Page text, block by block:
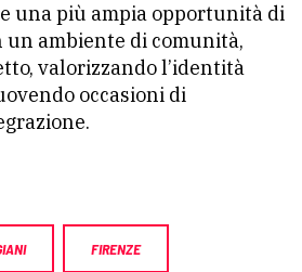
una più ampia opportunità di
un ambiente di comunità,
valorizzando l’identità
occasioni di
FIRENZE